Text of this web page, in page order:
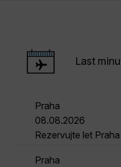
Last
Praha
08.08.2026
Rezervujte let
Praha